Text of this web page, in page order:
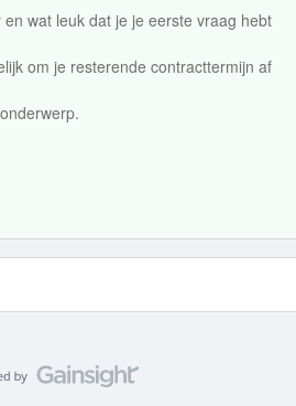
wat leuk dat je je eerste vraag hebt
om je resterende contracttermijn af